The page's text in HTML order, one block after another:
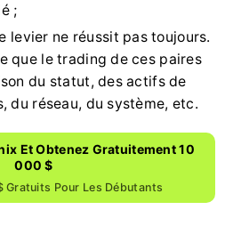
;
levier ne réussit pas toujours.
que le trading de ces paires
du statut, des actifs de
du réseau, du système, etc.
Et Obtenez Gratuitement 10
000 $
Gratuits Pour Les Débutants